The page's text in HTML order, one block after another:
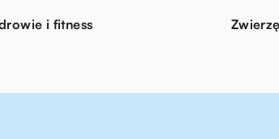
i fitness